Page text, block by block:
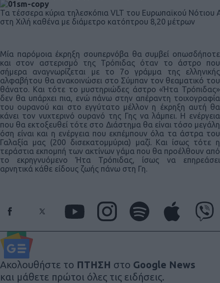
Τα τέσσερα κύρια τηλεσκόπια VLT του Ευρωπαϊκού Νότιου
στη Χιλή καθένα με διάμετρο κατόπτρου 8,20 μέτρων
Μία παρόμοια έκρηξη σουπερνόβα θα συμβεί οπωσδήποτε
και στον αστερισμό της Τρόπιδας όταν το άστρο που
σήμερα αναγνωρίζεται με το 7ο γράμμα της ελληνικής
αλφαβήτου θα ανακοινώσει στο Σύμπαν τον θεαματικό του
θάνατο. Και τότε το μυστηριώδες άστρο «Ήτα Τρόπιδας»
δεν θα υπάρχει πια, ενώ πάνω στην απέραντη τοιχογραφία
του ουρανού και στο εγγύτατο μέλλον η έκρηξη αυτή θα
κάνει τον νυχτερινό ουρανό της Γης να λάμπει. Η ενέργεια
που θα εκτοξευθεί τότε στο Διάστημα θα είναι τόσο μεγάλη
όση είναι και η ενέργεια που εκπέμπουν όλα τα άστρα του
Γαλαξία μας (200 δισεκατομμύρια) μαζί. Και ίσως τότε η
τεράστια εκπομπή των ακτίνων γάμα που θα προέλθουν από
το εκρηγνυόμενο Ήτα Τρόπιδας, ίσως να επηρεάσει
αρνητικά κάθε είδους ζωής πάνω στη Γη.
Ακολουθήστε το ΠΤΗΣΗ στο Google News
και μάθετε πρώτοι όλες τις ειδήσεις.